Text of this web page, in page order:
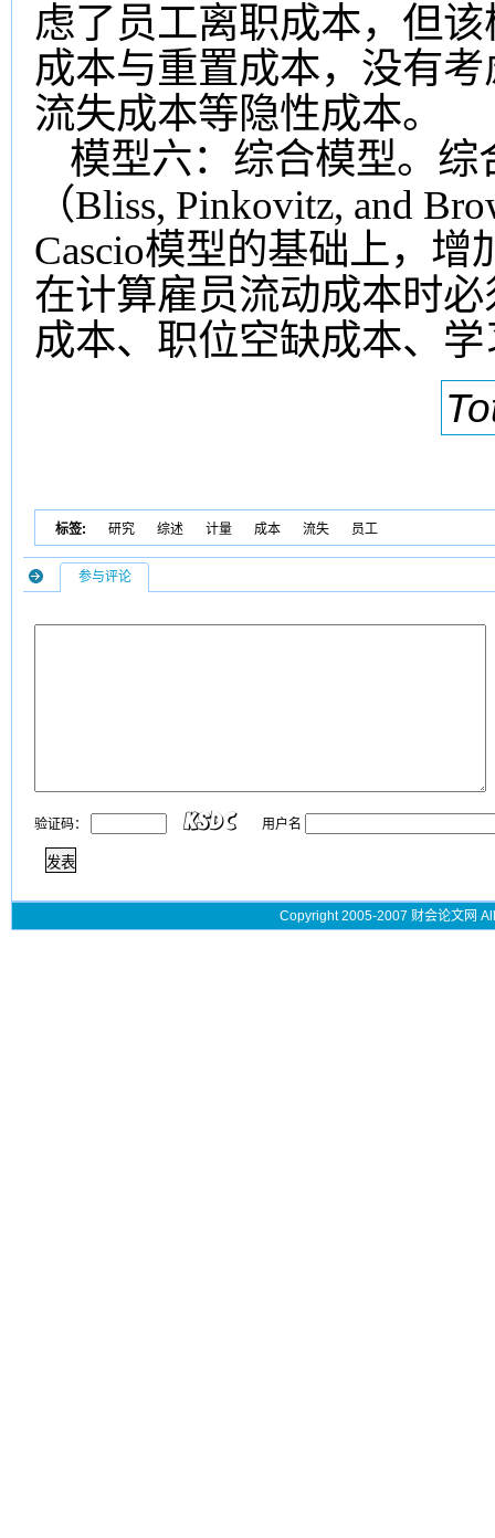
虑了员工离职成本，但
成本与重置成本，没有
流失成本等隐性成本。
模型六：综合模型。
（Bliss, Pinkovitz, and
Cascio模型的基础上，
在计算雇员流动成本时
成本、职位空缺成本、
标签: 研究 综述 计量 成本 流失 员工
参与评论
验证码： 用户名
Copyright 2005-2007 财会论文网